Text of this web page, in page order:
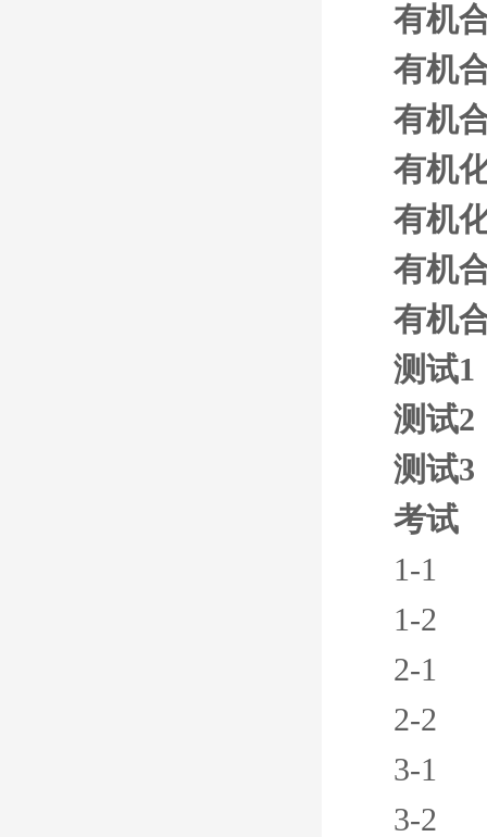
有机
有机
有机
有机
有机
有机
有机
测试1
测试2
测试3
考试
1-1
1-2
2-1
2-2
3-1
3-2